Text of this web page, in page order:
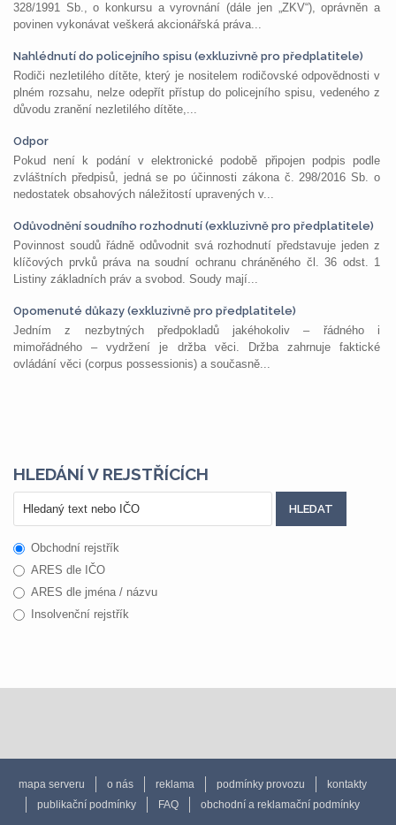
328/1991 Sb., o konkursu a vyrovnání (dále jen „ZKV“), oprávněn a
povinen vykonávat veškerá akcionářská práva...
Nahlédnutí do policejního spisu (exkluzivně pro předplatitele)
Rodiči nezletilého dítěte, který je nositelem rodičovské odpovědnosti v
plném rozsahu, nelze odepřít přístup do policejního spisu, vedeného z
důvodu zranění nezletilého dítěte,...
Odpor
Pokud není k podání v elektronické podobě připojen podpis podle
zvláštních předpisů, jedná se po účinnosti zákona č. 298/2016 Sb. o
nedostatek obsahových náležitostí upravených v...
Odůvodnění soudního rozhodnutí (exkluzivně pro předplatitele)
Povinnost soudů řádně odůvodnit svá rozhodnutí představuje jeden z
klíčových prvků práva na soudní ochranu chráněného čl. 36 odst. 1
Listiny základních práv a svobod. Soudy mají...
Opomenuté důkazy (exkluzivně pro předplatitele)
Jedním z nezbytných předpokladů jakéhokoliv – řádného i
mimořádného – vydržení je držba věci. Držba zahrnuje faktické
ovládání věci (corpus possessionis) a současně...
HLEDÁNÍ V REJSTŘÍCÍCH
Obchodní rejstřík
ARES dle IČO
ARES dle jména / názvu
Insolvenční rejstřík
mapa serveru o nás reklama podmínky provozu
kontakty
publikační podmínky
FAQ obchodní a reklamační podmínky